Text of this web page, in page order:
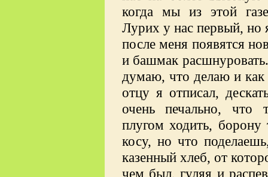
когда мы из этой
Лурих у нас первый, но
после меня появятся
и башмак
думаю, что делаю и
отцу я отписал,
очень печально, что
плугом ходить, борону
косу, но что
казенный хлеб, от
чем был, гуляя и